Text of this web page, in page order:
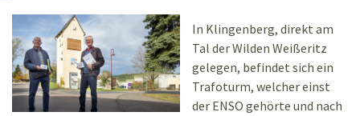
In Klingenberg, direkt am
Tal der Wilden Weißeritz
gelegen, befindet sich ein
Trafoturm, welcher einst
der ENSO gehörte und nach